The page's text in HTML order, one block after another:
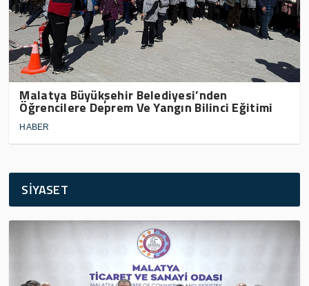
Malatya Büyükşehir Belediyesi’nden
Öğrencilere Deprem Ve Yangın Bilinci Eğitimi
HABER
SİYASET